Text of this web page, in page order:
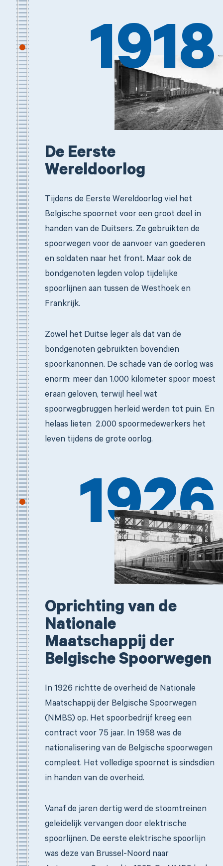
De Eerste
Wereldoorlog
Tijdens de Eerste Wereldoorlog viel het
Belgische spoornet voor een groot deel in
handen van de Duitsers. Ze gebruikten de
spoorwegen voor de aanvoer van goederen
en soldaten naar het front. Maar ook de
bondgenoten legden volop tijdelijke
spoorlijnen aan tussen de Westhoek en
Frankrijk.
Zowel het Duitse leger als dat van de
bondgenoten gebruikten bovendien
spoorkanonnen. De schade van de oorlog was
enorm: meer dan 1.000 kilometer spoor moest
eraan geloven, terwijl heel wat
spoorwegbruggen herleid werden tot puin. En
helaas lieten 2.000 spoormedewerkers het
leven tijdens de grote oorlog.
1918
Oprichting van de
Nationale
Maatschappij der
Belgische Spoorwegen
In 1926 richtte de overheid de Nationale
Maatschappij der Belgische Spoorwegen
(NMBS) op. Het spoorbedrijf kreeg een
contract voor 75 jaar. In 1958 was de
nationalisering van de Belgische spoorwegen
compleet. Het volledige spoornet is sindsdien
in handen van de overheid.
Vanaf de jaren dertig werd de stoomtreinen
geleidelijk vervangen door elektrische
spoorlijnen. De eerste elektrische spoorlijn
was deze van Brussel-Noord naar
1926